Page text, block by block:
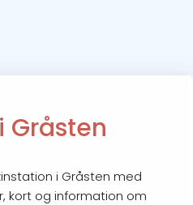
Gråsten
i Gråsten med
kort og information om